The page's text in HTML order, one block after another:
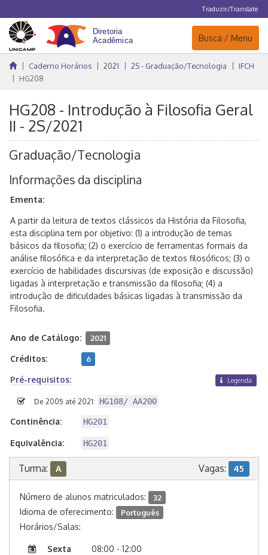
Traduzir/Translate
Navegação
Busca / Menu
Caderno Horários 2021 2S - Graduação/Tecnologia
IFCH
HG208
HG208 - Introdução à Filosofia Geral
II - 2S/2021
Graduação/Tecnologia
Informações da disciplina
Ementa:
A partir da leitura de textos clássicos da História da Filosofia,
esta disciplina tem por objetivo: (1) a introdução de temas
básicos da filosofia; (2) o exercício de ferramentas formais da
análise filosófica e da interpretação de textos filosóficos; (3) o
exercício de habilidades discursivas (de exposição e discussão)
ligadas à interpretação e transmissão da filosofia; (4) a
introdução de dificuldades básicas ligadas à transmissão da
Filosofia.
Ano de Catálogo: 2021
Créditos: 6
Pré-requisitos: Legenda
De 2005 até 2021: HG108/ AA200
Continência: HG201
Equivalência: HG201
Turma: A Vagas: 45
Número de alunos matriculados: 32
Idioma de oferecimento: Português
Horários/Salas:
Sexta
08:00 - 12:00